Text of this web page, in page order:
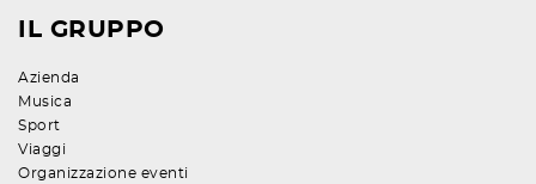
IL GRUPPO
Azienda
Musica
Sport
Viaggi
Organizzazione eventi